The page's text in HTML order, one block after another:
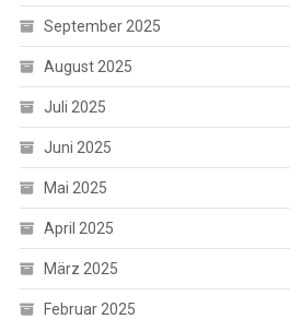
September 2025
August 2025
Juli 2025
Juni 2025
Mai 2025
April 2025
März 2025
Februar 2025